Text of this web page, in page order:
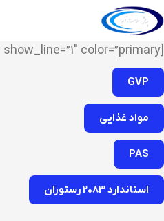
GVP
مواد غذایی
PAS
استاندارد 2083 رستوران